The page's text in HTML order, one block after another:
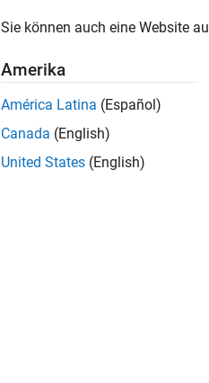
Sie können auch eine Website
Amerika
América Latina (Español)
Canada (English)
United States (English)